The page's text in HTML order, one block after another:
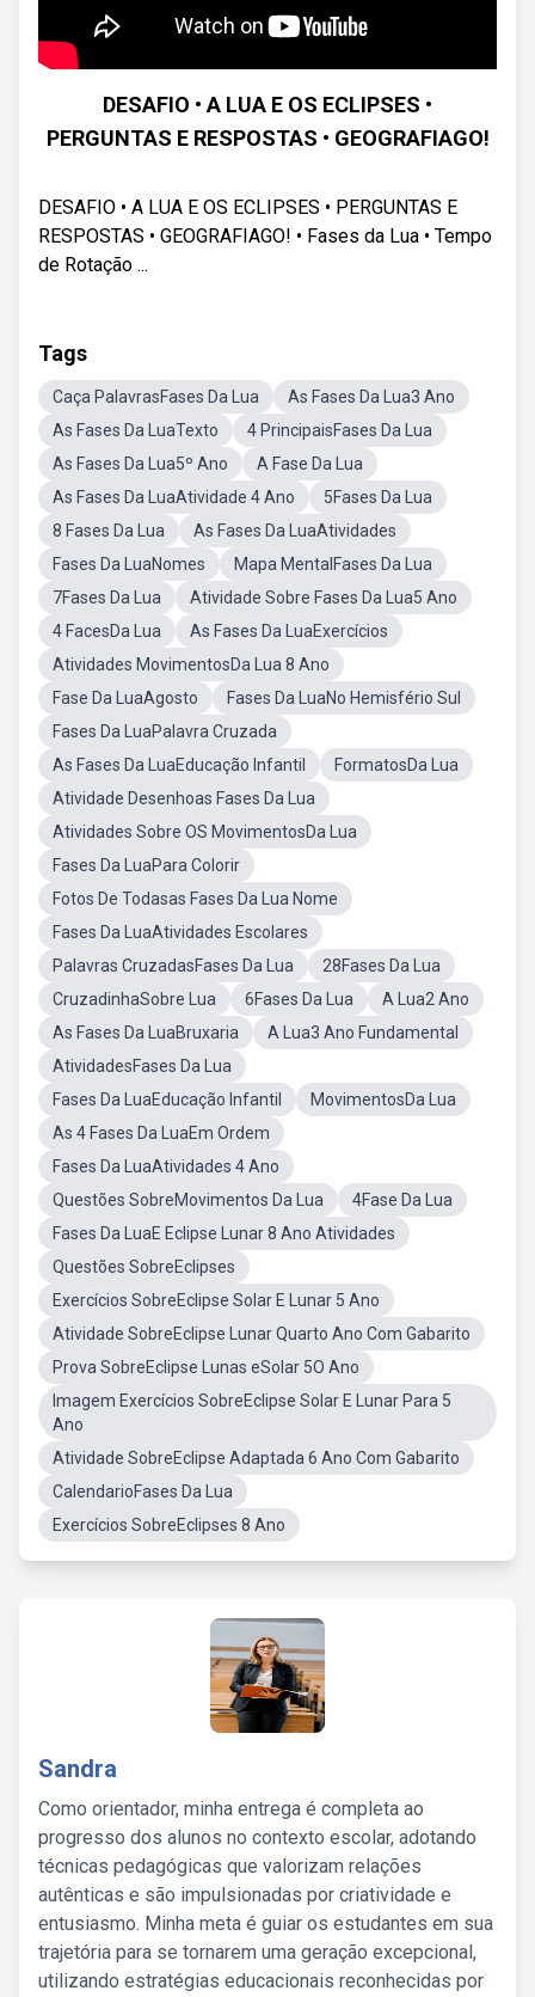
DESAFIO • A LUA E OS ECLIPSES •
PERGUNTAS E RESPOSTAS • GEOGRAFIAGO!
DESAFIO • A LUA E OS ECLIPSES • PERGUNTAS E
RESPOSTAS • GEOGRAFIAGO! • Fases da Lua • Tempo
de Rotação ...
Tags
Caça PalavrasFases Da Lua
As Fases Da Lua3 Ano
As Fases Da LuaTexto
4 PrincipaisFases Da Lua
As Fases Da Lua5º Ano
A Fase Da Lua
As Fases Da LuaAtividade 4 Ano
5Fases Da Lua
8 Fases Da Lua
As Fases Da LuaAtividades
Fases Da LuaNomes
Mapa MentalFases Da Lua
7Fases Da Lua
Atividade Sobre Fases Da Lua5 Ano
4 FacesDa Lua
As Fases Da LuaExercícios
Atividades MovimentosDa Lua 8 Ano
Fase Da LuaAgosto
Fases Da LuaNo Hemisfério Sul
Fases Da LuaPalavra Cruzada
As Fases Da LuaEducação Infantil
FormatosDa Lua
Atividade Desenhoas Fases Da Lua
Atividades Sobre OS MovimentosDa Lua
Fases Da LuaPara Colorir
Fotos De Todasas Fases Da Lua Nome
Fases Da LuaAtividades Escolares
Palavras CruzadasFases Da Lua
28Fases Da Lua
CruzadinhaSobre Lua
6Fases Da Lua
A Lua2 Ano
As Fases Da LuaBruxaria
A Lua3 Ano Fundamental
AtividadesFases Da Lua
Fases Da LuaEducação Infantil
MovimentosDa Lua
As 4 Fases Da LuaEm Ordem
Fases Da LuaAtividades 4 Ano
Questões SobreMovimentos Da Lua
4Fase Da Lua
Fases Da LuaE Eclipse Lunar 8 Ano Atividades
Questões SobreEclipses
Exercícios SobreEclipse Solar E Lunar 5 Ano
Atividade SobreEclipse Lunar Quarto Ano Com Gabarito
Prova SobreEclipse Lunas eSolar 5O Ano
Imagem Exercícios SobreEclipse Solar E Lunar Para 5
Ano
Atividade SobreEclipse Adaptada 6 Ano Com Gabarito
CalendarioFases Da Lua
Exercícios SobreEclipses 8 Ano
Sandra
Como orientador, minha entrega é completa ao
progresso dos alunos no contexto escolar, adotando
técnicas pedagógicas que valorizam relações
autênticas e são impulsionadas por criatividade e
entusiasmo. Minha meta é guiar os estudantes em sua
trajetória para se tornarem uma geração excepcional,
utilizando estratégias educacionais reconhecidas por